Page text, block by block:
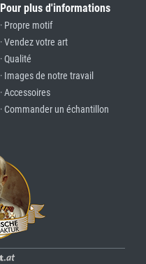
Pour plus d'informations
· Propre motif
· Vendez votre art
· Qualité
· Images de notre travail
· Accessoires
· Commander un échantillon